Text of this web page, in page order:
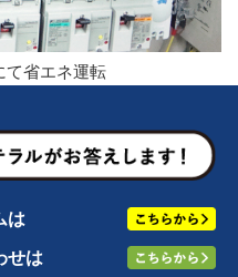
て省エネ運転
は
せは